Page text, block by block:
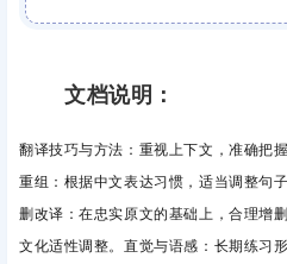
文档说明：
翻译技巧与方法：重视上下文，准确把
重组 ：根据中文表达习惯，适当调整句
删改译 ：在忠实原文的基础上，合理增
文化适性调整。直觉与语感 ：长期练习